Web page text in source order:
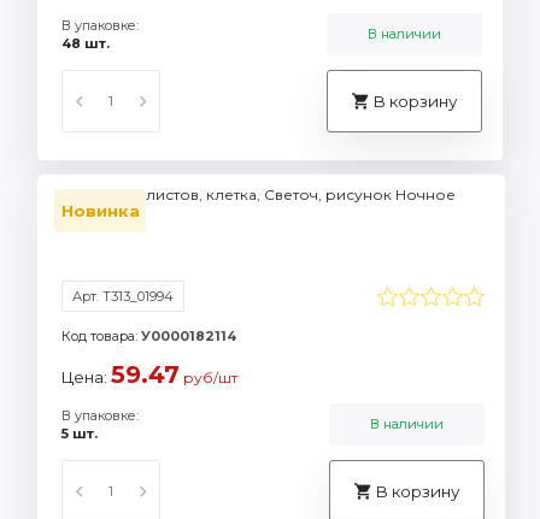
В упаковке:
48 шт.
В наличии
В корзину
Новинка
Тетрадь 48 листов, клетка, Светоч, рисунок Ночное
озеро
Арт. Т313_01994
Код товара: У0000182114
Цена: 59.47 руб/шт
В упаковке:
5 шт.
В наличии
В корзину